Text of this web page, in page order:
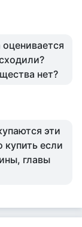
нет?
эти
если
главы